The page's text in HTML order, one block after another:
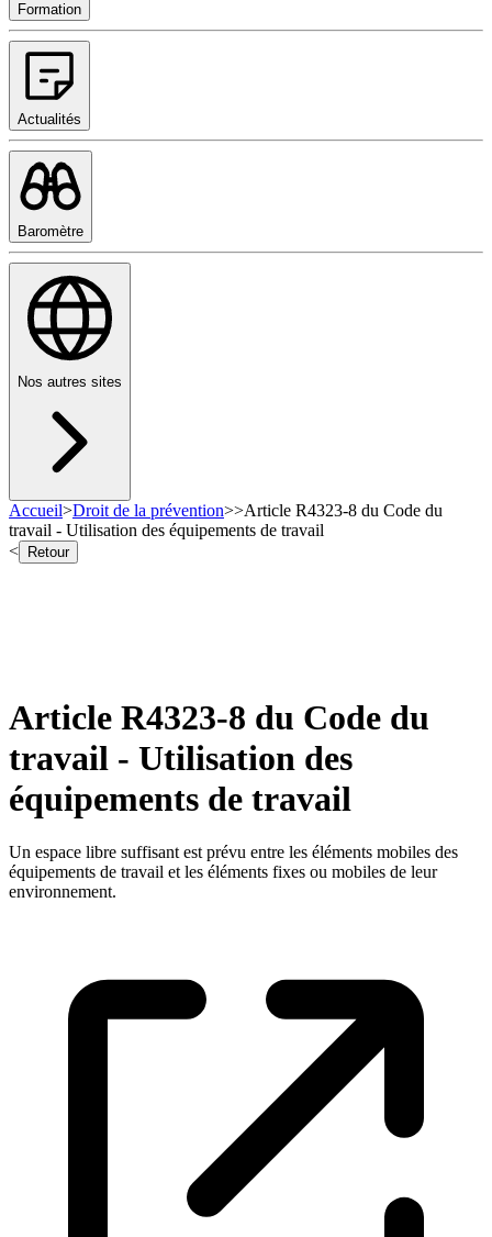
Formation
Actualités
Baromètre
Nos autres sites
Accueil>Droit de la prévention>>Article R4323-8 du Code du
travail - Utilisation des équipements de travail
<
Retour
Article R4323-8 du Code du
travail - Utilisation des
équipements de travail
Un espace libre suffisant est prévu entre les éléments mobiles des
équipements de travail et les éléments fixes ou mobiles de leur
environnement.